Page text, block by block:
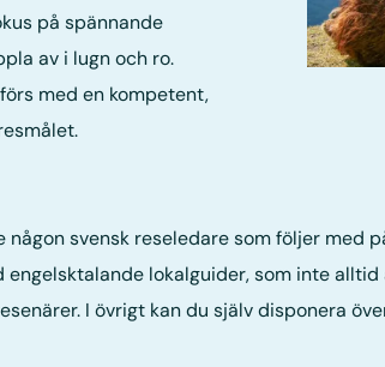
på spännande
av i lugn och ro.
med en kompetent,
svensk reseledare som följer med
lokalguider, som inte
I övrigt kan du själv disponera